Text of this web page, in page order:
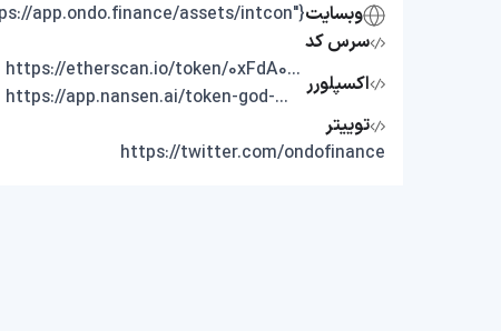
وبسایت{"https://app.ondo.finance/assets/intcon"}
سرس کد
اکسپلورر
https://etherscan.io/token/0xFdA09936DbD717368De0835bA441d9E62069d36f
https://app.nansen.ai/token-god-mode?chain=ethereum&tab=transactions&tokenAddress=0xFdA09936DbD717368De0835bA441d9E62069d36f
توییتر
https://twitter.com/ondofinance